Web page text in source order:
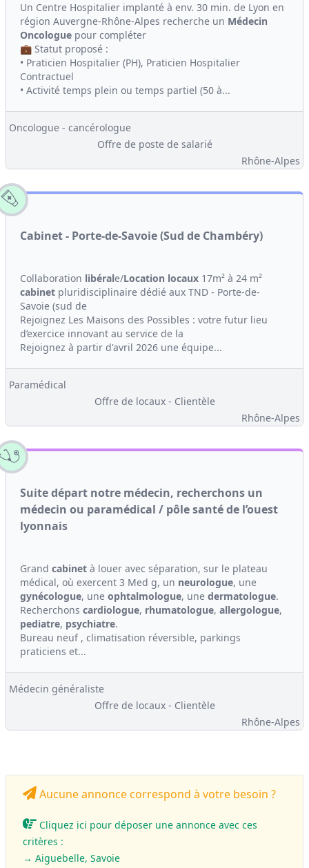
Un Centre Hospitalier implanté à env. 30 min. de Lyon en
région Auvergne-Rhône-Alpes recherche un Médecin
Oncologue pour compléter
💼 Statut proposé :
• Praticien Hospitalier (PH), Praticien Hospitalier
Contractuel
• Activité temps plein ou temps partiel (50 à...
Oncologue - cancérologue
Offre de poste de salarié
Rhône-Alpes
Cabinet - Porte-de-Savoie (Sud de Chambéry)
Collaboration libérale/Location locaux 17m² à 24 m²
cabinet pluridisciplinaire dédié aux TND - Porte-de-
Savoie (sud de
Rejoignez Les Maisons des Possibles : votre futur lieu
d’exercice innovant au service de la
Rejoignez à partir d'avril 2026 une équipe...
Paramédical
Offre de locaux - Clientèle
Rhône-Alpes
Suite départ notre médecin, recherchons un
médecin ou paramédical / pôle santé de l’ouest
lyonnais
Grand cabinet à louer avec séparation, sur le plateau
médical, où exercent 3 Med g, un neurologue, une
gynécologue, une ophtalmologue, une dermatologue.
Recherchons cardiologue, rhumatologue, allergologue,
pediatre, psychiatre.
Bureau neuf , climatisation réversible, parkings
praticiens et...
Médecin généraliste
Offre de locaux - Clientèle
Rhône-Alpes
Aucune annonce correspond à votre besoin ?
Cliquez ici pour déposer une annonce avec ces
critères :
→ Aiguebelle, Savoie